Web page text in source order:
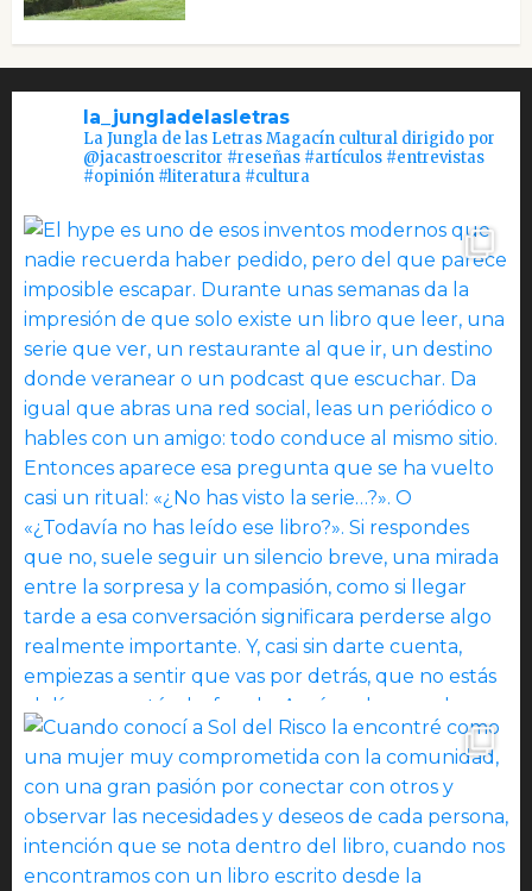
la_jungladelasletras
La Jungla de las Letras Magacín cultural dirigido por
@jacastroescritor #reseñas #artículos #entrevistas
#opinión #literatura #cultura